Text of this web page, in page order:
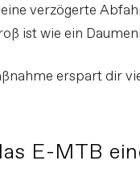
verzögerte
ist wie ein
erspart dir
E-MTB